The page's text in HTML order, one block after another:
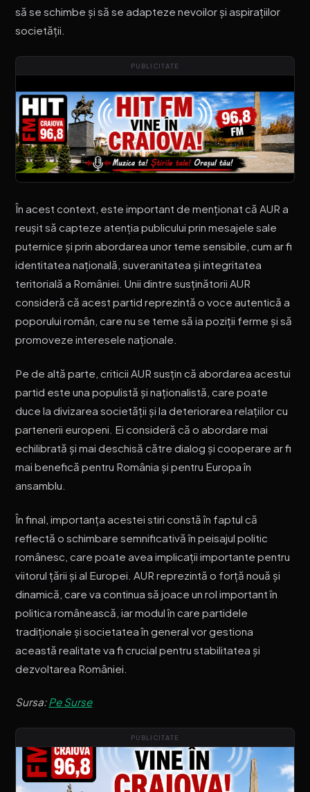
să se schimbe și să se adapteze nevoilor și aspirațiilor
societății.
PUBLICITATE
În acest context, este important de menționat că AUR a
reușit să capteze atenția publicului prin mesajele sale
puternice și prin abordarea unor teme sensibile, cum ar fi
identitatea națională, suveranitatea și integritatea
teritorială a României. Unii dintre susținătorii AUR
consideră că acest partid reprezintă o voce autentică a
poporului român, care nu se teme să ia poziții ferme și să
promoveze interesele naționale.
Pe de altă parte, criticii AUR susțin că abordarea acestui
partid este una populistă și naționalistă, care poate
duce la divizarea societății și la deteriorarea relațiilor cu
partenerii europeni. Ei consideră că o abordare mai
echilibrată și mai deschisă către dialog și cooperare ar fi
mai benefică pentru România și pentru Europa în
ansamblu.
În final, importanța acestei stiri constă în faptul că
reflectă o schimbare semnificativă în peisajul politic
românesc, care poate avea implicații importante pentru
viitorul țării și al Europei. AUR reprezintă o forță nouă și
dinamică, care va continua să joace un rol important în
politica românească, iar modul în care partidele
tradiționale și societatea în general vor gestiona
această realitate va fi crucial pentru stabilitatea și
dezvoltarea României.
Sursa:Pe Surse
PUBLICITATE